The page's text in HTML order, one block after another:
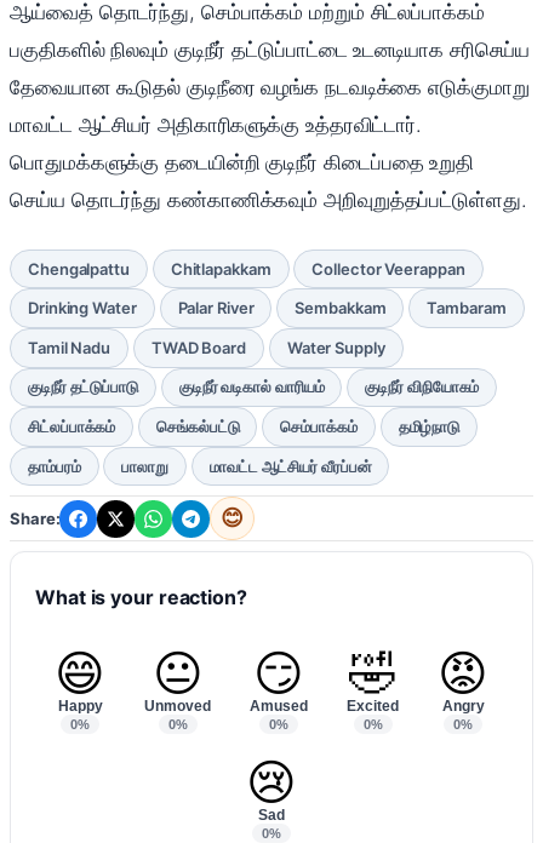
ஆய்வைத் தொடர்ந்து, செம்பாக்கம் மற்றும் சிட்லப்பாக்கம்
பகுதிகளில் நிலவும் குடிநீர் தட்டுப்பாட்டை உடனடியாக சரிசெய்ய
தேவையான கூடுதல் குடிநீரை வழங்க நடவடிக்கை எடுக்குமாறு
மாவட்ட ஆட்சியர் அதிகாரிகளுக்கு உத்தரவிட்டார்.
பொதுமக்களுக்கு தடையின்றி குடிநீர் கிடைப்பதை உறுதி
செய்ய தொடர்ந்து கண்காணிக்கவும் அறிவுறுத்தப்பட்டுள்ளது.
Chengalpattu Chitlapakkam Collector Veerappan
Drinking Water Palar River Sembakkam Tambaram
Tamil Nadu TWAD Board Water Supply
குடிநீர் தட்டுப்பாடு குடிநீர் வடிகால் வாரியம் குடிநீர் விநியோகம்
சிட்லப்பாக்கம் செங்கல்பட்டு செம்பாக்கம் தமிழ்நாடு
தாம்பரம் பாலாறு மாவட்ட ஆட்சியர் வீரப்பன்
Share: 😊
What is your reaction?
😄
Happy
0%
😐
Unmoved
0%
😏
Amused
0%
🤣
Excited
0%
😡
Angry
0%
😢
Sad
0%